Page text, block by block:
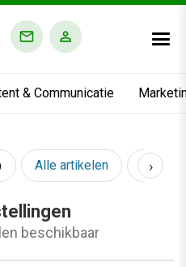
& Communicatie
Alle artikelen AI &
›
beschikbaar